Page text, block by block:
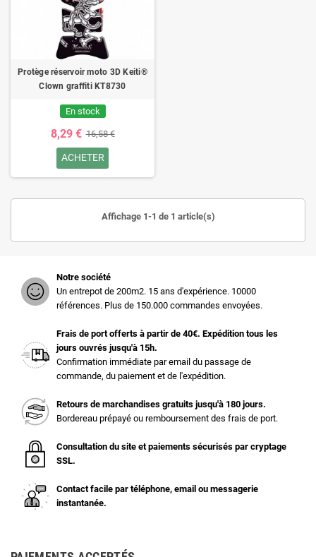
Protège réservoir moto 3D Keiti®
Clown graffiti KT8730
En stock
8,29 € 16,58 €
ACHETER
Affichage 1-1 de 1 article(s)
Notre société
Un entrepot de 200m2. 15 ans d'expérience. 10000
références. Plus de 150.000 commandes envoyées.
Frais de port offerts à partir de 40€. Expédition tous les
jours ouvrés jusqu'à 15h.
Confirmation immédiate par email du passage de
commande, du paiement et de l'expédition.
Retours de marchandises gratuits jusqu'à 180 jours.
Bordereau prépayé ou remboursement des frais de port.
Consultation du site et paiements sécurisés par cryptage
SSL.
Contact facile par téléphone, email ou messagerie
instantanée.